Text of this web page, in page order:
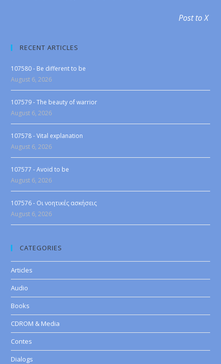
Post to X
RECENT ARTICLES
107580 - Be different to be
August 6, 2026
107579 - The beauty of warrior
August 6, 2026
107578 - Vital explanation
August 6, 2026
107577 - Avoid to be
August 6, 2026
107576 - Οι νοητικές ασκήσεις
August 6, 2026
CATEGORIES
Articles
Audio
Books
CDROM & Media
Contes
Dialogs